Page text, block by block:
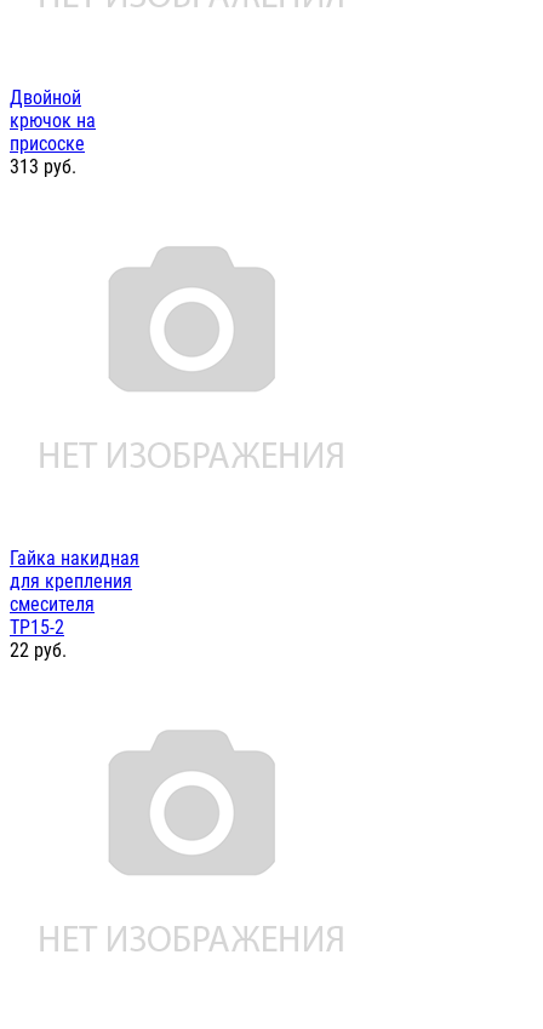
Двойной
крючок на
присоске
313 руб.
Гайка накидная
для крепления
смесителя
ТР15-2
22 руб.